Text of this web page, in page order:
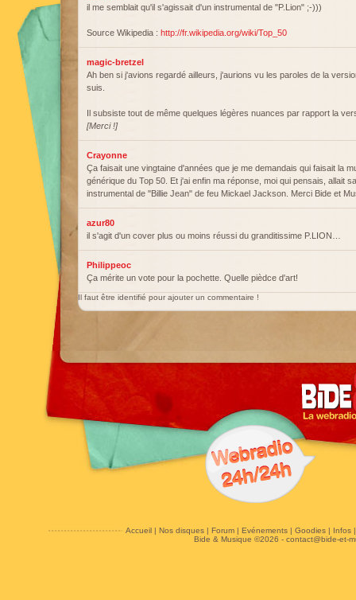
il me semblait qu'il s'agissait d'un instrumental de "P.Lion" ;-)))
Source Wikipedia : http://fr.wikipedia.org/wiki/Top_50
magic-bretzel
Ah ben si j'avions regardé ailleurs, j'aurions vu les paroles de la
suis.
Il subsiste tout de même quelques légères nuances par rapport la
[Merci !]
Crayonne
Ça faisait une vingtaine d'années que je me demandais qui faisait la
générique du Top 50. Et j'ai enfin ma réponse, moi qui pensais, allait
instrumental de "Billie Jean" de feu Mickael Jackson. Merci Bide et
azur80
il s'agit d'un cover plus ou moins réussi du granditissime P.LION…
Philippeoc
Ça mérite un vote pour la pochette. Quelle pièdce d'art!
Il faut être identifié pour ajouter un commentaire !
Accueil| Nos disques| Forum| Evénements| Goodies| Infos
Bide & Musique ©2026 - contact@bide-et-